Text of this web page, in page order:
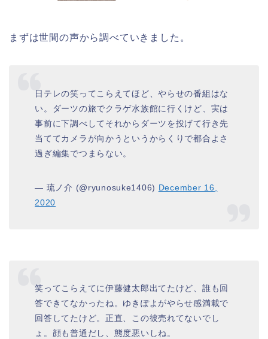
まずは世間の声から調べていきました。
日テレの笑ってこらえてほど、やらせの番組はな
い。ダーツの旅でクラゲ水族館に行くけど、実は
事前に下調べしてそれからダーツを投げて行き先
当ててカメラが向かうというからくりで都合よさ
過ぎ編集でつまらない。
— 琉ノ介 (@ryunosuke1406) December 16,
2020
笑ってこらえてに伊藤健太郎出てたけど、誰も回
答できてなかったね。ゆきぽよがやらせ感満載で
回答してたけど。正直、この彼売れてないでし
ょ。顔も普通だし、態度悪いしね。